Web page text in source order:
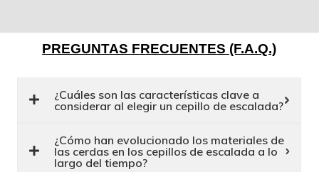
PREGUNTAS FRECUENTES (F.A.Q.)
¿Cuáles son las características clave a
considerar al elegir un cepillo de escalada?
¿Cómo han evolucionado los materiales de
las cerdas en los cepillos de escalada a lo
largo del tiempo?